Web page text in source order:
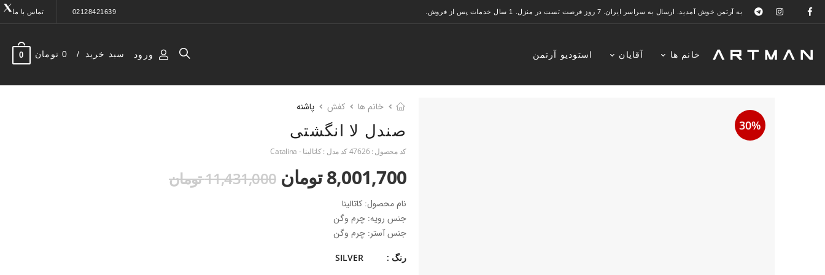
به آرتمن خوش آمدید. ارسال به سراسر ایران. 7 روز فرصت تست در منزل. 1 سال خدمات پس از فروش. 02128421639 تماس با ما
خانم ها آقایان استودیو آرتمن ورود سبد خرید 0 تومان 0
30%
خانم ها کفش پاشنه
صندل لا انگشتی
کد محصول : 47626کد مدل :کاتالینا - Catalina
8,001,700 تومان 11,431,000 تومان
نام محصول: کاتالینا
جنس رویه: چرم وگن
جنس آستر: چرم وگن
جنس زیره: میکرولایت
رنگ : SILVER